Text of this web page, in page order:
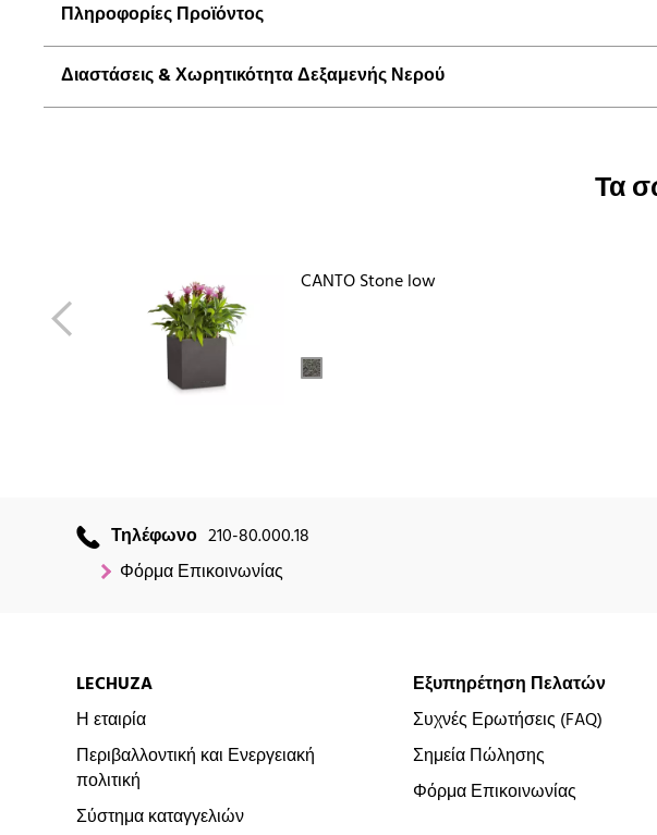
Πληροφορίες Προϊόντος
Διαστάσεις & Χωρητικότητα Δεξαμενής Νερού
Τα
CANTO Stone low
Τηλέφωνο 210-80.000.18
Φόρμα Επικοινωνίας
LECHUZA
Η εταιρία
Περιβαλλοντική και Ενεργειακή
πολιτική
Σύστημα καταγγελιών
Εξυπηρέτηση Πελατών
Συχνές Ερωτήσεις (FAQ)
Σημεία Πώλησης
Φόρμα Επικοινωνίας